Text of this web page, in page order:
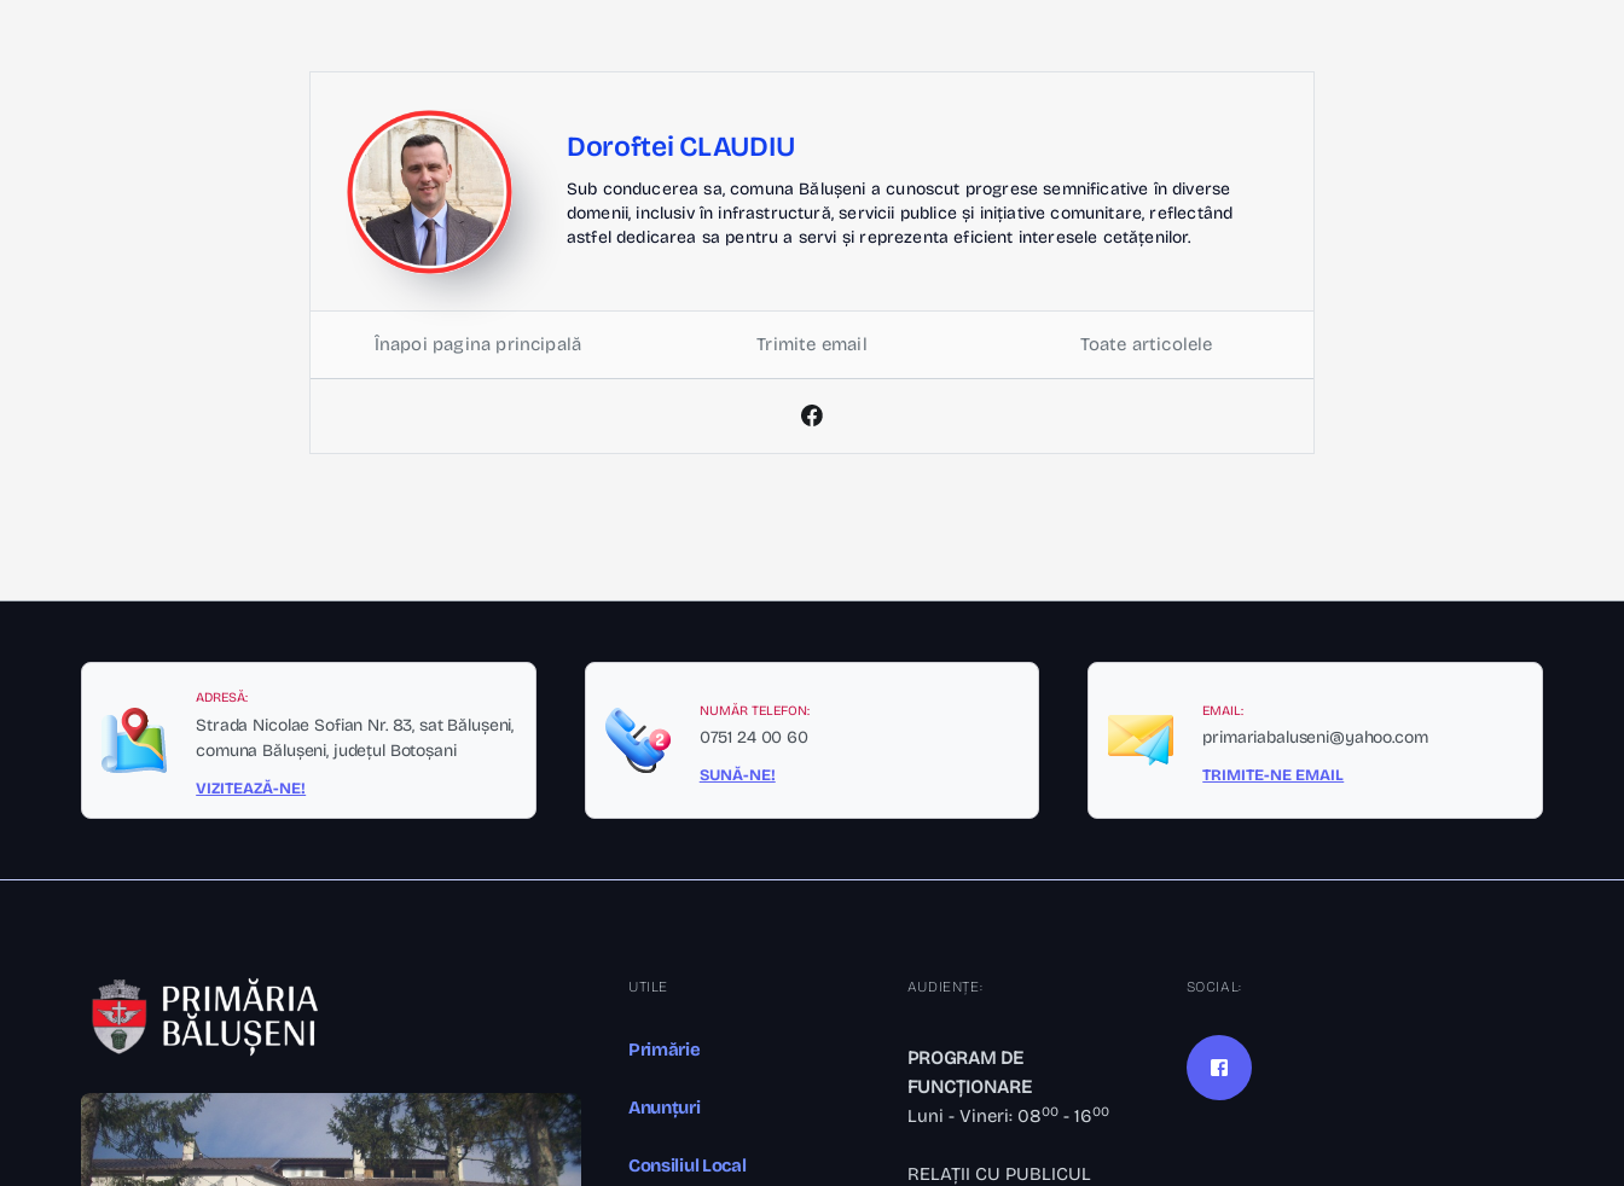
Doroftei CLAUDIU
Sub conducerea sa, comuna Bălușeni a cunoscut progrese semnificative în diverse
domenii, inclusiv în infrastructură, servicii publice și inițiative comunitare, reflectând
astfel dedicarea sa pentru a servi și reprezenta eficient interesele cetățenilor.
Înapoi pagina principală Trimite email Toate articolele
ADRESĂ:
Strada Nicolae Sofian Nr. 83, sat Bălușeni,
comuna Bălușeni, județul Botoșani
VIZITEAZĂ-NE!
NUMĂR TELEFON:
0751 24 00 60
SUNĂ-NE!
EMAIL:
primariabaluseni@yahoo.com
TRIMITE-NE EMAIL
UTILE
Primărie
Anunțuri
Consiliul Local
AUDIENȚE:
PROGRAM DE
FUNCȚIONARE
Luni - Vineri: 0800- 1600
RELAȚII CU PUBLICUL
SOCIAL: